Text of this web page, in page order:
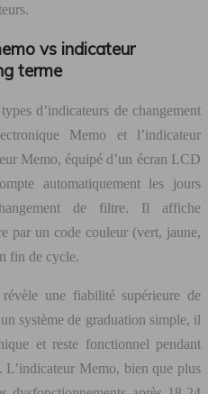
vs indicateur
terme
d’indicateurs de changement
Memo et l’indicateur
Memo, équipé d’un écran LCD
automatiquement les jours
de filtre. Il affiche
par un code couleur (vert, jaune,
fin de cycle.
une fiabilité supérieure de
système de graduation simple, il
et reste fonctionnel pendant
L’indicateur Memo, bien que plus